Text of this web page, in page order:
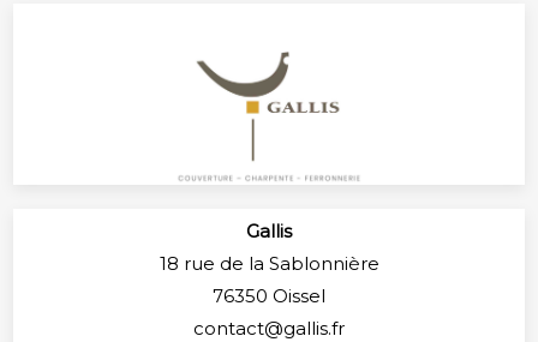
Gallis
18 rue de la Sablonnière
76350 Oissel
contact@gallis.fr